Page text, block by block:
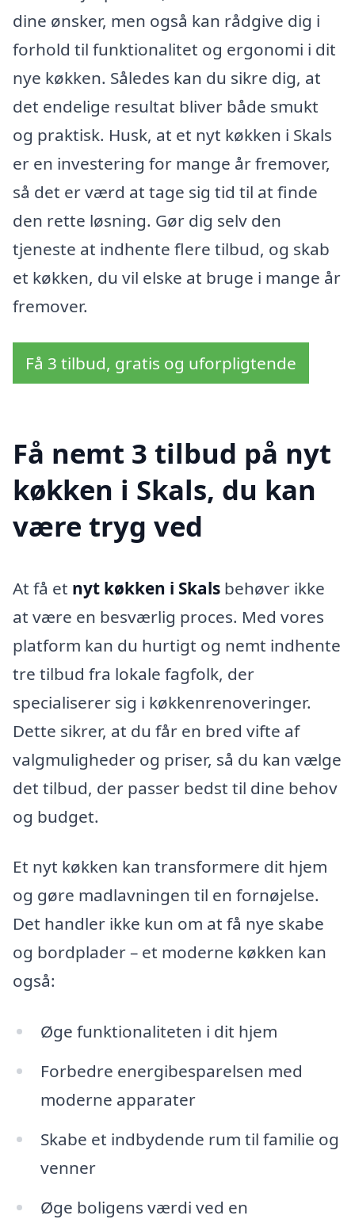
dine ønsker, men også kan rådgive dig i
forhold til funktionalitet og ergonomi i dit
nye køkken. Således kan du sikre dig, at
det endelige resultat bliver både smukt
og praktisk. Husk, at et nyt køkken i Skals
er en investering for mange år fremover,
så det er værd at tage sig tid til at finde
den rette løsning. Gør dig selv den
tjeneste at indhente flere tilbud, og skab
et køkken, du vil elske at bruge i mange år
fremover.
Få 3 tilbud, gratis og uforpligtende
Få nemt 3 tilbud på nyt
køkken i Skals, du kan
være tryg ved
At få et nyt køkken i Skals behøver ikke
at være en besværlig proces. Med vores
platform kan du hurtigt og nemt indhente
tre tilbud fra lokale fagfolk, der
specialiserer sig i køkkenrenoveringer.
Dette sikrer, at du får en bred vifte af
valgmuligheder og priser, så du kan vælge
det tilbud, der passer bedst til dine behov
og budget.
Et nyt køkken kan transformere dit hjem
og gøre madlavningen til en fornøjelse.
Det handler ikke kun om at få nye skabe
og bordplader – et moderne køkken kan
også:
Øge funktionaliteten i dit hjem
Forbedre energibesparelsen med
moderne apparater
Skabe et indbydende rum til familie og
venner
Øge boligens værdi ved en